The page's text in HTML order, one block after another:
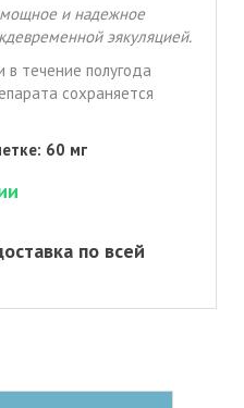
мощное и надежное
эякуляцией.
в течение полугода
сохраняется
60 мг
по всей